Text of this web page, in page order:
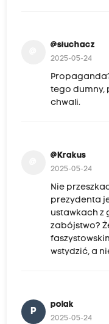
@słuchacz
2025-05-24
tego dumny,
chwali.
@Krakus
2025-05-24
Nie
prezydenta
ustawkach z
zabójstwo?
wstydzić, a
P
polak
2025-05-24